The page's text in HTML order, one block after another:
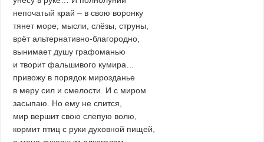
непочатый край – в свою воронку
тянет море, мысли, слёзы, струны,
врёт альтернативно-благородно,
вынимает душу графоманью
и творит фальшивого кумира…
привожу в порядок мирозданье
в меру сил и смелости. И с миром
засыпаю. Но ему не спится,
мир вершит свою слепую волю,
кормит птиц с руки духовной пищей,